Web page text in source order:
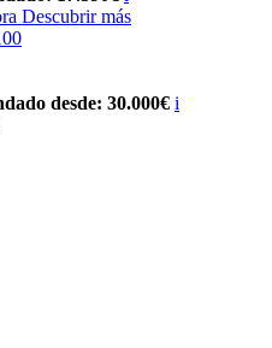
Descubrir más
desde: 30.000€ i